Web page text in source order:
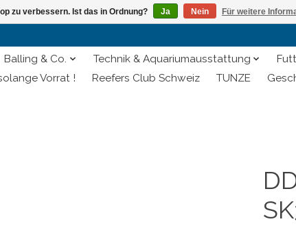
Balling & Co. Technik & Aquariumausstattung
Vorrat !
Reefers Club Schweiz TUNZE
zu verbessern. Ist das in Ordnung? Ja Nein Für weitere